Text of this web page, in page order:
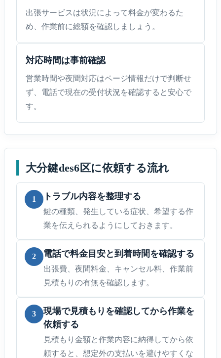
出張サービスは状況によって料金が変わるた
め、作業前に総額を確認しましょう。
対応時間は事前確認
営業時間や夜間対応はページ情報だけで判断せ
ず、電話で現在の受付状況を確認すると安心で
す。
大分鍵des6区に依頼する流れ
1 トラブル内容を整理する
鍵の種類、発生している症状、希望する作
業を伝えられるようにしておきます。
2 電話で料金目安と到着時間を確認する
出張費、夜間料金、キャンセル料、作業前
見積もりの有無を確認します。
3
現場で見積もりを確認してから作業を
依頼する
見積もり金額と作業内容に納得してから依
頼すると、想定外の支払いを避けやすくな